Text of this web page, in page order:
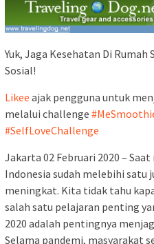
Yuk, Jaga Kesehatan Di
Sosial!
Likee ajak pengguna untuk
melalui challenge
#SelfLoveChallenge
Jakarta 02 Februari 2020 –
Indonesia sudah melebihi satu
meningkat. Kita tidak tahu
salah satu pelajaran penting
2020 adalah pentingnya
Selama pandemi, masyarakat